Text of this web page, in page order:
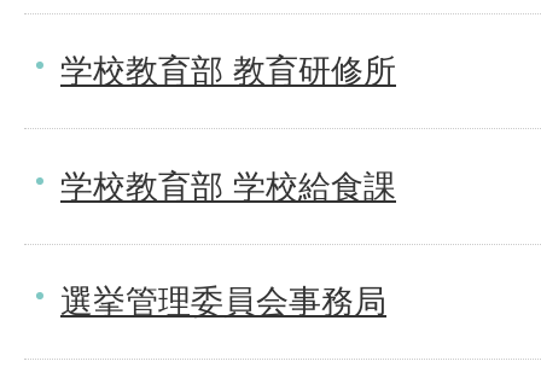
学校教育部 教育研修所
学校教育部 学校給食課
選挙管理委員会事務局